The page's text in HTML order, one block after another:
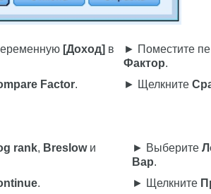
[Доход] в
Factor.
► Поместите
Фактор.
► Щелкните
rank, Breslowи
.
► Выберите
Вар.
► Щелкните